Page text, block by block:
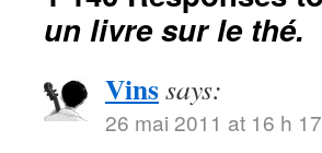
un livre sur le thé.
Vinssays:
26 mai 2011 at 16 h